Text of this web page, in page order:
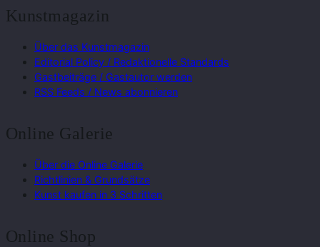
Kunstmagazin
Über das Kunstmagazin
Editorial Policy / Redaktionelle Standards
Gastbeiträge / Gastautor werden
RSS Feeds / News abonnieren
Online Galerie
Über die Online Galerie
Richtlinien & Grundsätze
Kunst kaufen in 3 Schritten
Online Shop